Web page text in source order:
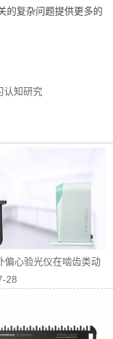
的复杂问题提供更多的
认知研究
偏心验光仪在啮齿类动
中...
28